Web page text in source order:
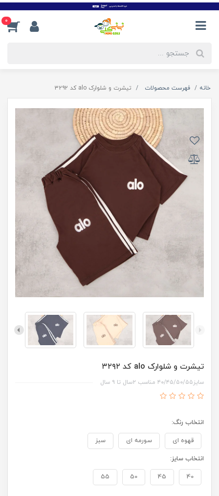
0
خانه فهرست محصولات تیشرت و شلوارک alo کد ۳۲۹۲
تیشرت و شلوارک alo کد ۳۲۹۲
سایز۴۰/۴۵/۵۰/۵۵ مناسب ۲سال تا ۹ سال
انتخاب رنگ:
قهوه ای سورمه ای سبز
انتخاب سایز:
40
45
50
55